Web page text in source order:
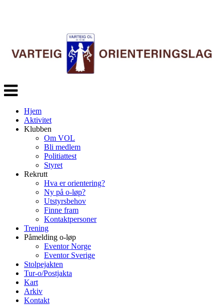
Veksle
navigasjon
Hjem
Aktivitet
Klubben
Om VOL
Bli medlem
Politiattest
Styret
Rekrutt
Hva er orientering?
Ny på o-løp?
Utstyrsbehov
Finne fram
Kontaktpersoner
Trening
Påmelding o-løp
Eventor Norge
Eventor Sverige
Stolpejakten
Tur-o/Postjakta
Kart
Arkiv
Kontakt